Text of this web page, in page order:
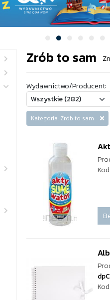
Zrób to sam
Wydawnictwo/Producent:
Kategoria: Zrób to sam